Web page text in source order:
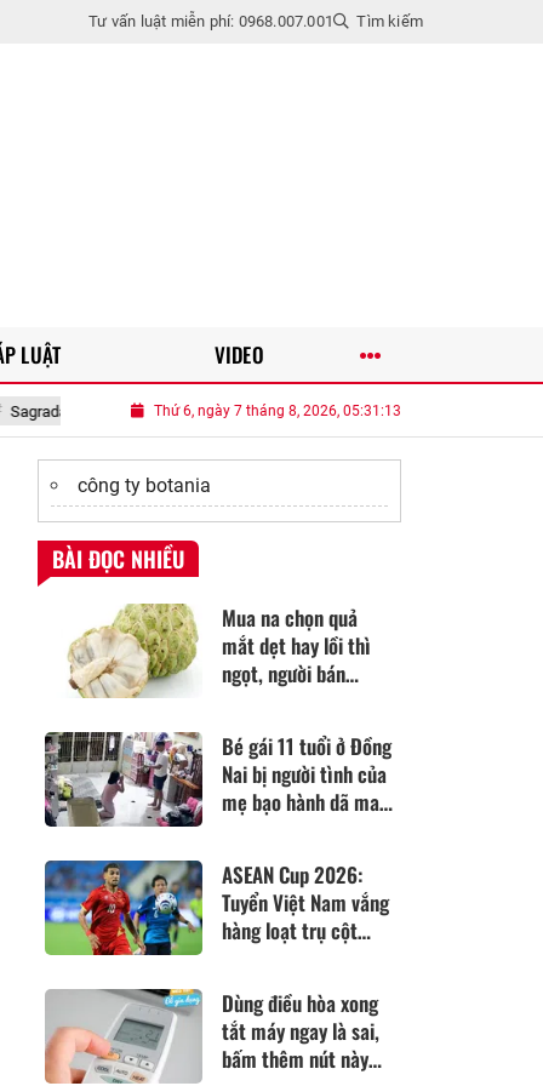
Tư vấn luật miễn phí: 0968.007.001 Tìm kiếm
tác kiến trúc hơn 140 năm xây dựng, biểu tượng bất diệt của Barcelona
Thứ 6, ngày 7 tháng 8, 2026, 05:31:14
LUẬT VIDEO
công ty botania
BÀI ĐỌC NHIỀU
Mua na chọn quả
mắt dẹt hay lồi thì
ngọt, người bán
nào cũng chín tới, lại
chẳng lo có giòi
Bé gái 11 tuổi ở Đồng
Nai bị người tình của
mẹ bạo hành dã man
ASEAN Cup 2026:
Tuyển Việt Nam vắng
hàng loạt trụ cột
Campuchia
Dùng điều hòa xong
tắt máy ngay là sai,
bấm thêm nút này